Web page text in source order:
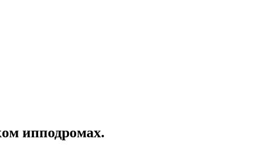
ипподромах.